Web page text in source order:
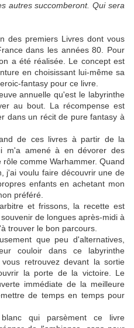
autres succomberont. Qui sera
des premiers Livres dont vous
dans les années 80. Pour
a été réalisée. Le concept est
en choisissant lui-même sa
fantasy pour ce livre.
annuelle qu'est le labyrinthe
au bout. La récompense est
dans un récit de pure fantasy à
de ces livres à partir de la
m'a amené à en dévorer des
comme Warhammer. Quand
j'ai voulu faire découvrir une de
enfants en achetant mon
préféré.
et frissons, la recette est
de longues après-midi à
trouver le bon parcours.
que peu d'alternatives,
couloir dans ce labyrinthe
retrouvez devant la sortie
la porte de la victoire. Le
immédiate de la meilleure
de temps en temps pour
qui parsèment ce livre